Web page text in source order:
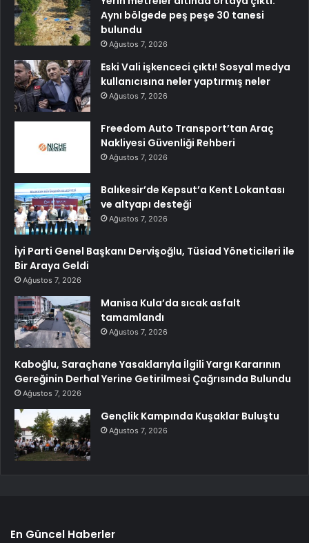
Aynı bölgede peş peşe 30 tanesi
bulundu
Ağustos 7, 2026
Eski Vali işkenceci çıktı! Sosyal medya
kullanıcısına neler yaptırmış neler
Ağustos 7, 2026
Freedom Auto Transport’tan Araç
Nakliyesi Güvenliği Rehberi
Ağustos 7, 2026
Balıkesir’de Kepsut’a Kent Lokantası
ve altyapı desteği
Ağustos 7, 2026
İyi Parti Genel Başkanı Dervişoğlu, Tüsiad Yöneticileri ile
Bir Araya Geldi
Ağustos 7, 2026
Manisa Kula’da sıcak asfalt
tamamlandı
Ağustos 7, 2026
Kaboğlu, Saraçhane Yasaklarıyla İlgili Yargı Kararının
Gereğinin Derhal Yerine Getirilmesi Çağrısında Bulundu
Ağustos 7, 2026
Gençlik Kampında Kuşaklar Buluştu
Ağustos 7, 2026
En Güncel Haberler